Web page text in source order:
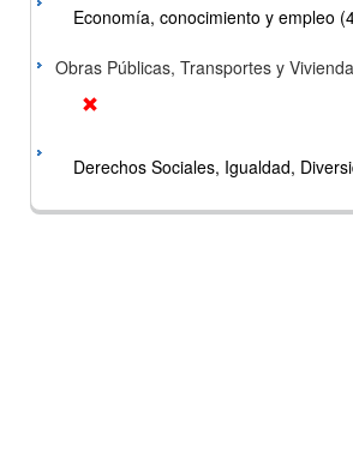
Economía, conocimiento y empleo
Obras Públicas, Transportes y Vivienda
Derechos Sociales, Igualdad,